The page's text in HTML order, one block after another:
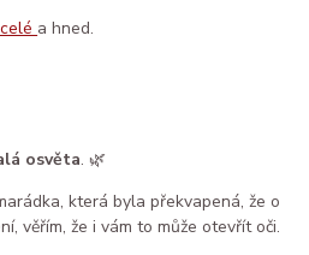
a hned.
osvěta. 🌿
která byla překvapená, že o
věřím, že i vám to může otevřít oči.